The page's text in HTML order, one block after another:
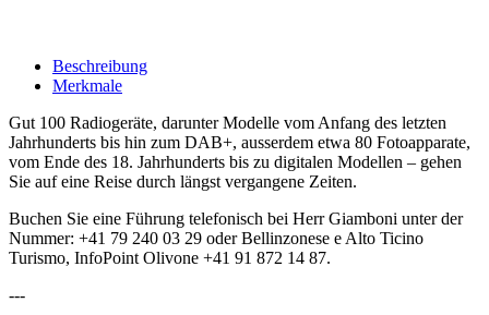
Beschreibung
Merkmale
Gut 100 Radiogeräte, darunter Modelle vom Anfang des letzten
Jahrhunderts bis hin zum DAB+, ausserdem etwa 80 Fotoapparate,
vom Ende des 18. Jahrhunderts bis zu digitalen Modellen – gehen
Sie auf eine Reise durch längst vergangene Zeiten.
Buchen Sie eine Führung telefonisch bei Herr Giamboni unter der
Nummer: +41 79 240 03 29 oder Bellinzonese e Alto Ticino
Turismo, InfoPoint Olivone +41 91 872 14 87.
---